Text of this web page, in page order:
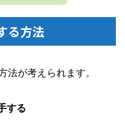
る方法
法が考えられます。
する